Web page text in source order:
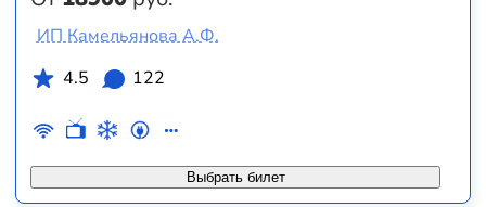
Выбрать билет
ИП Камельянова А.Ф.
4.5
122